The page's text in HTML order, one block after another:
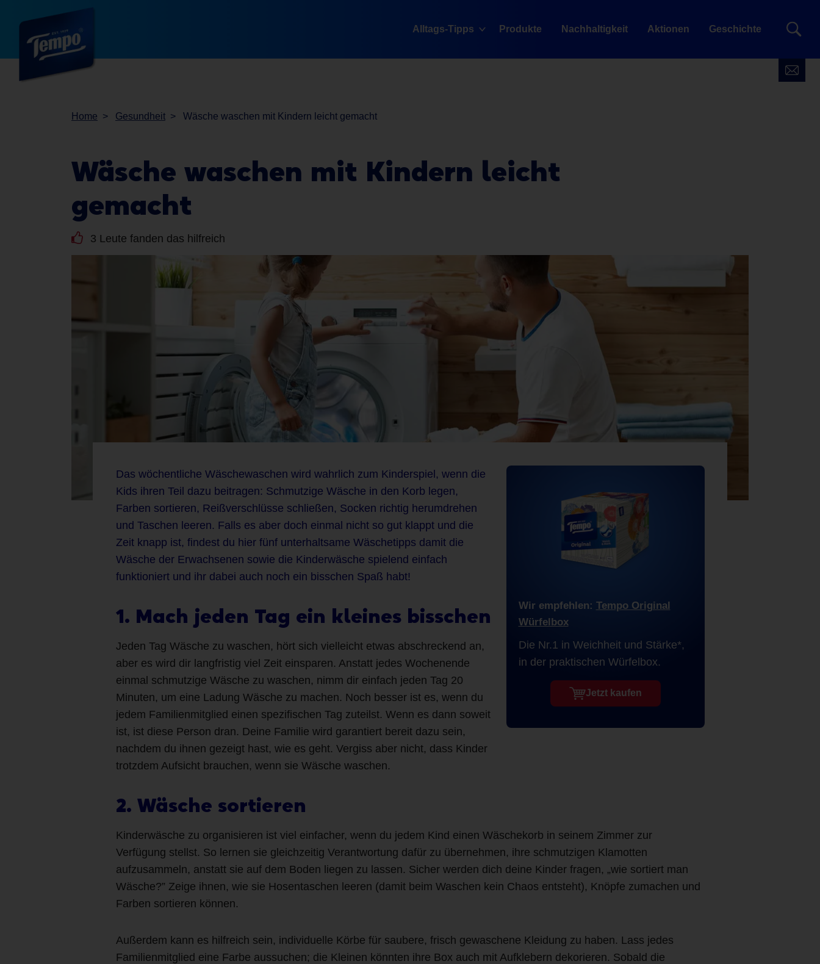
Alltags-Tipps Produkte Nachhaltigkeit Aktionen Geschichte
Home Gesundheit Wäsche waschen mit Kindern leicht gemacht
Wäsche waschen mit Kindern leicht
gemacht
3 Leute fanden das hilfreich
Wir empfehlen: Tempo Original
Würfelbox
Die Nr.1 in Weichheit und Stärke*,
in der praktischen Würfelbox.
Jetzt kaufen
Das wöchentliche Wäschewaschen wird wahrlich zum Kinderspiel, wenn die
Kids ihren Teil dazu beitragen: Schmutzige Wäsche in den Korb legen,
Farben sortieren, Reißverschlüsse schließen, Socken richtig herumdrehen
und Taschen leeren. Falls es aber doch einmal nicht so gut klappt und die
Zeit knapp ist, findest du hier fünf unterhaltsame Wäschetipps damit die
Wäsche der Erwachsenen sowie die Kinderwäsche spielend einfach
funktioniert und ihr dabei auch noch ein bisschen Spaß habt!
1. Mach jeden Tag ein kleines bisschen
Jeden Tag Wäsche zu waschen, hört sich vielleicht etwas abschreckend an,
aber es wird dir langfristig viel Zeit einsparen. Anstatt jedes Wochenende
einmal schmutzige Wäsche zu waschen, nimm dir einfach jeden Tag 20
Minuten, um eine Ladung Wäsche zu machen. Noch besser ist es, wenn du
jedem Familienmitglied einen spezifischen Tag zuteilst. Wenn es dann soweit
ist, ist diese Person dran. Deine Familie wird garantiert bereit dazu sein,
nachdem du ihnen gezeigt hast, wie es geht. Vergiss aber nicht, dass Kinder
trotzdem Aufsicht brauchen, wenn sie Wäsche waschen.
2. Wäsche sortieren
Kinderwäsche zu organisieren ist viel einfacher, wenn du jedem Kind einen Wäschekorb in seinem Zimmer zur
Verfügung stellst. So lernen sie gleichzeitig Verantwortung dafür zu übernehmen, ihre schmutzigen Klamotten
aufzusammeln, anstatt sie auf dem Boden liegen zu lassen. Sicher werden dich deine Kinder fragen, „wie sortiert man
Wäsche?” Zeige ihnen, wie sie Hosentaschen leeren (damit beim Waschen kein Chaos entsteht), Knöpfe zumachen und
Farben sortieren können.
Außerdem kann es hilfreich sein, individuelle Körbe für saubere, frisch gewaschene Kleidung zu haben. Lass jedes
Familienmitglied eine Farbe aussuchen; die Kleinen könnten ihre Box auch mit Aufklebern dekorieren. Sobald die